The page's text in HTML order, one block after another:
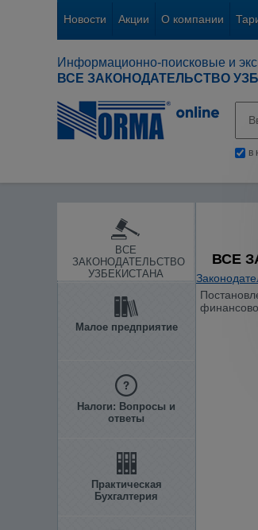
Новости Акции О компании
Информационно-поисковые и
ВСЕ ЗАКОНОДАТЕЛЬСТВО
в
ВСЕ
ЗАКОНОДАТЕЛЬСТВО
УЗБЕКИСТАНА
Малое предприятие
Налоги: Вопросы и
ответы
Практическая
Бухгалтерия
ВСЕ